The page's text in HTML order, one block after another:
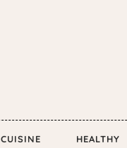
CUISINE HEALTHY